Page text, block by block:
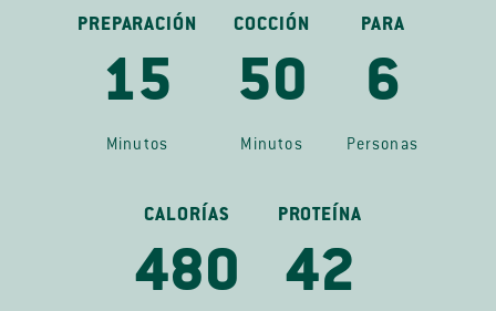
PREPARACIÓN
15
Minutos
COCCIÓN
50
Minutos
PARA
6
Personas
CALORÍAS
480
PROTEÍNA
42